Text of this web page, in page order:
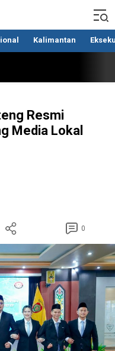
Kalimantan
Resmi
Media Lokal
0